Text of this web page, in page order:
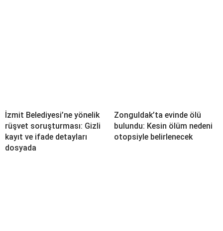
İzmit Belediyesi’ne yönelik
rüşvet soruşturması: Gizli
kayıt ve ifade detayları
dosyada
Zonguldak’ta evinde ölü
bulundu: Kesin ölüm nedeni
otopsiyle belirlenecek